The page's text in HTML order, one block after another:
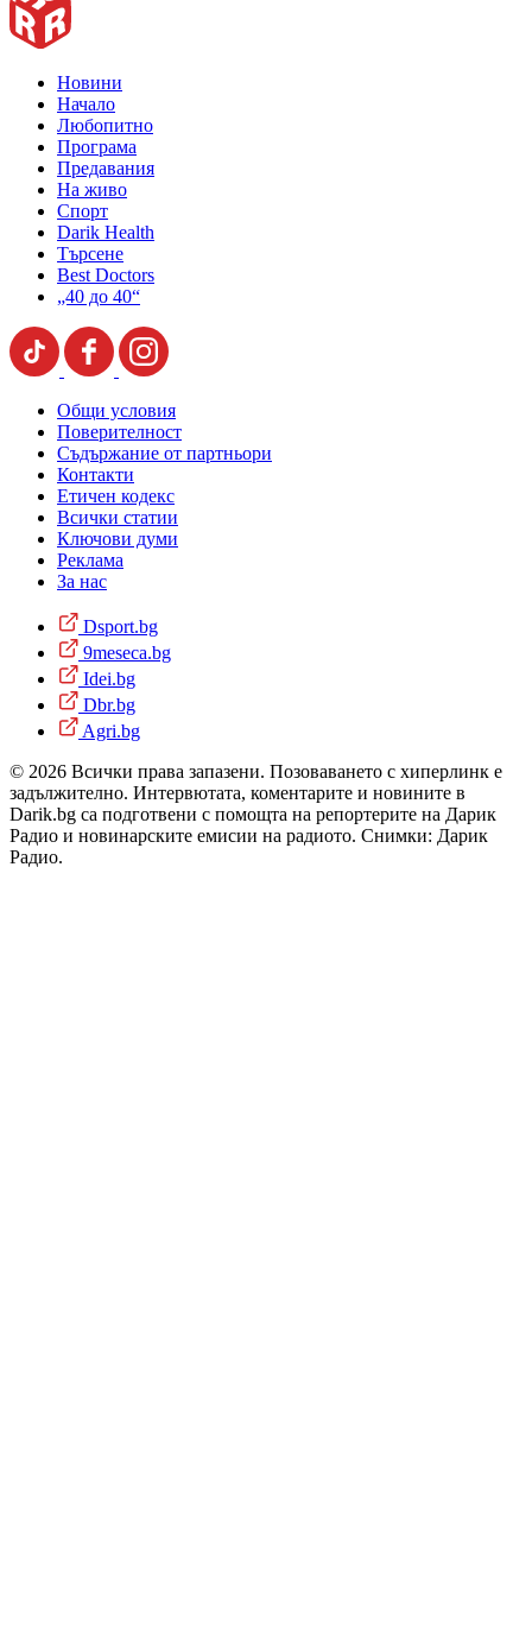
Новини
Начало
Любопитно
Програма
Предавания
На живо
Спорт
Darik Health
Търсене
Best Doctors
„40 до 40“
Общи условия
Поверителност
Съдържание от партньори
Контакти
Етичен кодекс
Всички статии
Ключови думи
Реклама
За нас
Dsport.bg
9meseca.bg
Idei.bg
Dbr.bg
Agri.bg
© 2026 Всички права запазени. Позоваването с хиперлинк е
задължително. Интервютата, коментарите и новините в
Darik.bg са подготвени с помощта на репортерите на Дарик
Радио и новинарските емисии на радиото. Снимки: Дарик
Радио.